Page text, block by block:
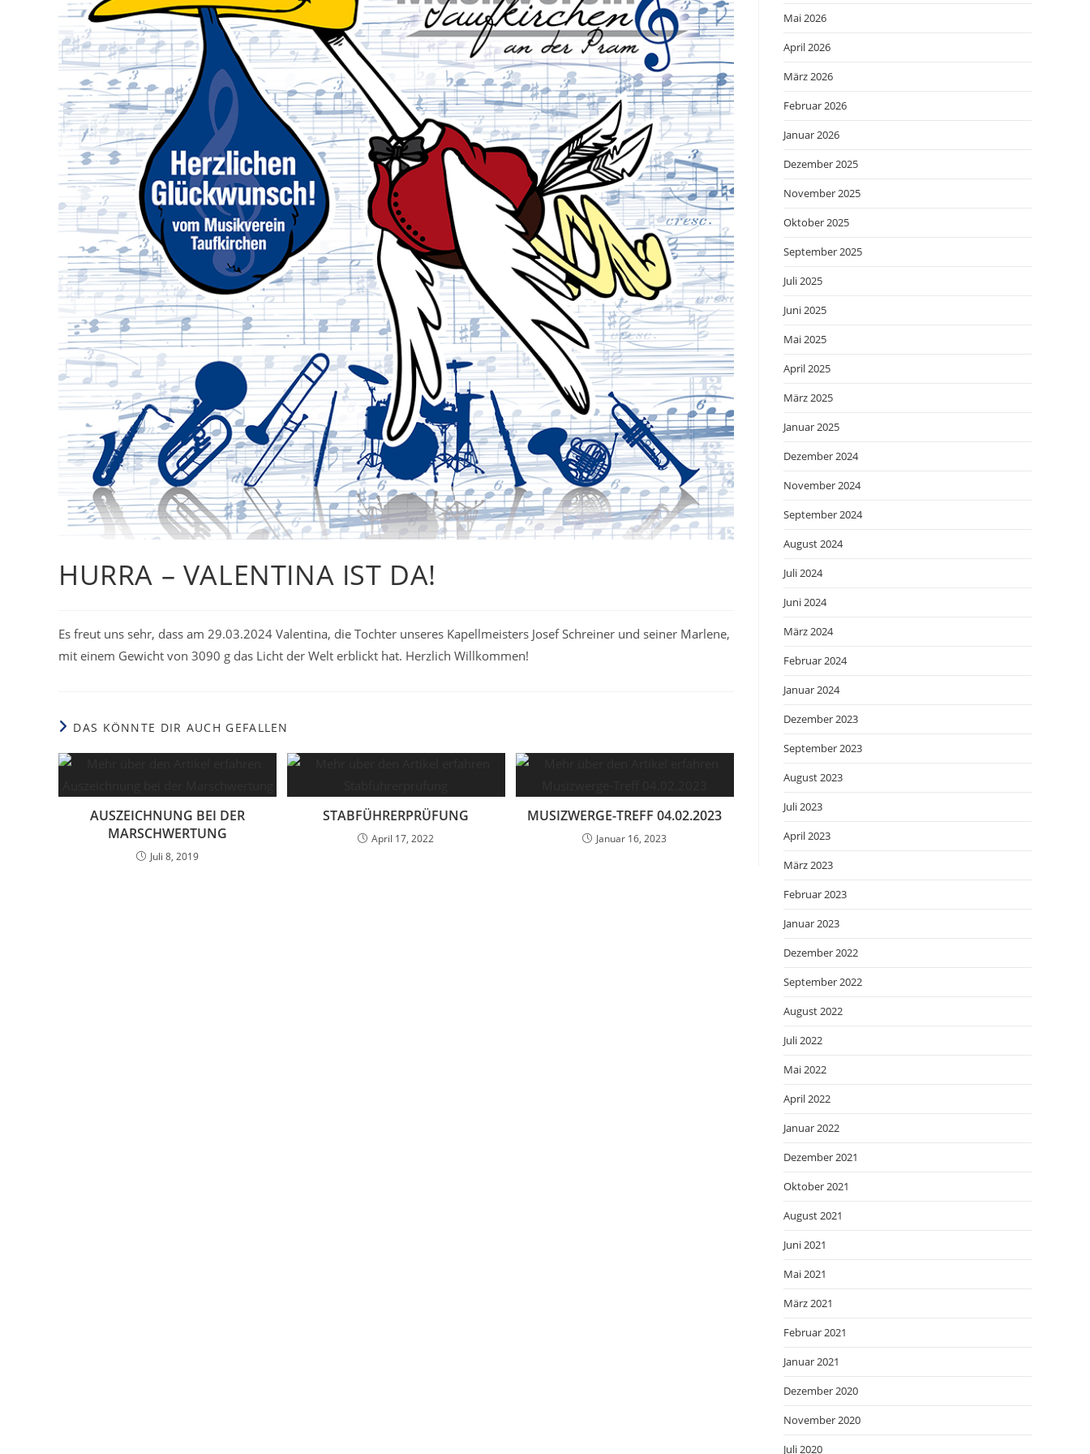
HURRA – VALENTINA IST DA!
Es freut uns sehr, dass am 29.03.2024 Valentina, die Tochter unseres Kapellmeisters Josef Schreiner und seiner Marlene,
mit einem Gewicht von 3090 g das Licht der Welt erblickt hat. Herzlich Willkommen!
DAS KÖNNTE DIR AUCH GEFALLEN
AUSZEICHNUNG BEI DER
MARSCHWERTUNG
Juli 8, 2019
STABFÜHRERPRÜFUNG
April 17, 2022
MUSIZWERGE-TREFF 04.02.2023
Januar 16, 2023
Mai 2026
April 2026
März 2026
Februar 2026
Januar 2026
Dezember 2025
November 2025
Oktober 2025
September 2025
Juli 2025
Juni 2025
Mai 2025
April 2025
März 2025
Januar 2025
Dezember 2024
November 2024
September 2024
August 2024
Juli 2024
Juni 2024
März 2024
Februar 2024
Januar 2024
Dezember 2023
September 2023
August 2023
Juli 2023
April 2023
März 2023
Februar 2023
Januar 2023
Dezember 2022
September 2022
August 2022
Juli 2022
Mai 2022
April 2022
Januar 2022
Dezember 2021
Oktober 2021
August 2021
Juni 2021
Mai 2021
März 2021
Februar 2021
Januar 2021
Dezember 2020
November 2020
Juli 2020